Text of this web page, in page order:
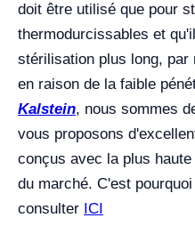
doit être utilisé que pour
thermodurcissables et
stérilisation plus long, par
en raison de la faible
Kalstein, nous sommes
vous proposons
conçus avec la plus
du marché. C'est
consulter ICI